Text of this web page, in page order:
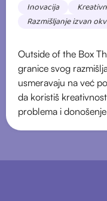
Inovacija
Razmišljanje izvan
Outside of the Box
granice svog
usmeravaju na već
da koristiš
problema i